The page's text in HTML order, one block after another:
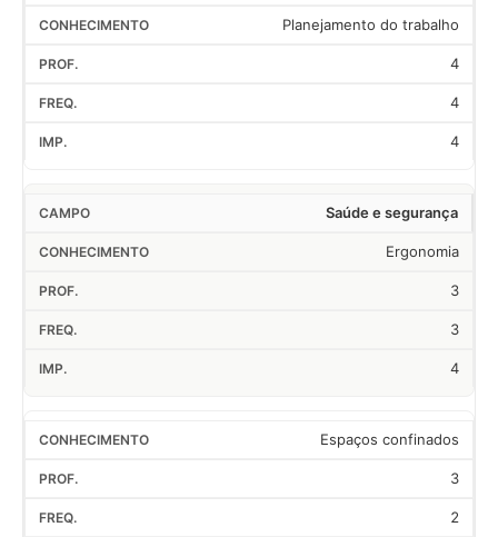
Planejamento do trabalho
4
4
4
Saúde e segurança
Ergonomia
3
3
4
Espaços confinados
3
2